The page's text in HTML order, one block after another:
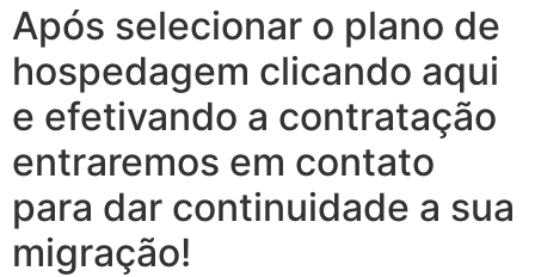
Após selecionar o plano de
hospedagem clicando aqui
e efetivando a contratação
entraremos em contato
para dar continuidade a sua
migração!